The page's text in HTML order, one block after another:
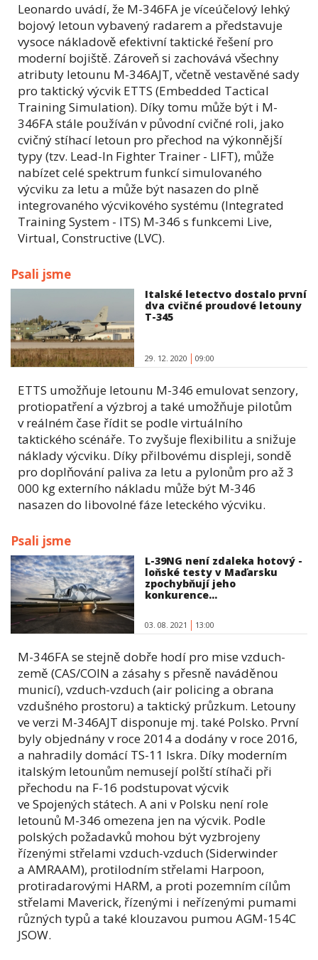
Leonardo uvádí, že M-346FA je víceúčelový lehký
bojový letoun vybavený radarem a představuje
vysoce nákladově efektivní taktické řešení pro
moderní bojiště. Zároveň si zachovává všechny
atributy letounu M-346AJT, včetně vestavěné sady
pro taktický výcvik ETTS (Embedded Tactical
Training Simulation). Díky tomu může být i M-
346FA stále používán v původní cvičné roli, jako
cvičný stíhací letoun pro přechod na výkonnější
typy (tzv. Lead-In Fighter Trainer - LIFT), může
nabízet celé spektrum funkcí simulovaného
výcviku za letu a může být nasazen do plně
integrovaného výcvikového systému (Integrated
Training System - ITS) M-346 s funkcemi Live,
Virtual, Constructive (LVC).
Psali jsme
Italské letectvo dostalo první
dva cvičné proudové letouny
T-345
29. 12. 2020 09:00
ETTS umožňuje letounu M-346 emulovat senzory,
protiopatření a výzbroj a také umožňuje pilotům
v reálném čase řídit se podle virtuálního
taktického scénáře. To zvyšuje flexibilitu a snižuje
náklady výcviku. Díky přilbovému displeji, sondě
pro doplňování paliva za letu a pylonům pro až 3
000 kg externího nákladu může být M-346
nasazen do libovolné fáze leteckého výcviku.
Psali jsme
L-39NG není zdaleka hotový -
loňské testy v Maďarsku
zpochybňují jeho
konkurence...
03. 08. 2021 13:00
M-346FA se stejně dobře hodí pro mise vzduch-
země (CAS/COIN a zásahy s přesně naváděnou
municí), vzduch-vzduch (air policing a obrana
vzdušného prostoru) a taktický průzkum. Letouny
ve verzi M-346AJT disponuje mj. také Polsko. První
byly objednány v roce 2014 a dodány v roce 2016,
a nahradily domácí TS-11 Iskra. Díky moderním
italským letounům nemusejí polští stíhači při
přechodu na F-16 podstupovat výcvik
ve Spojených státech. A ani v Polsku není role
letounů M-346 omezena jen na výcvik. Podle
polských požadavků mohou být vyzbrojeny
řízenými střelami vzduch-vzduch (Siderwinder
a AMRAAM), protilodním střelami Harpoon,
protiradarovými HARM, a proti pozemním cílům
střelami Maverick, řízenými i neřízenými pumami
různých typů a také klouzavou pumou AGM-154C
JSOW.